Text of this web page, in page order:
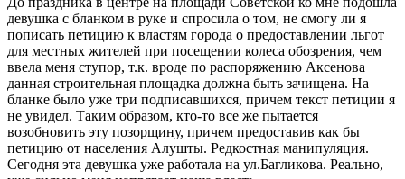
девушка с бланком в руке и спросила о том, не смогу ли я
пописать петицию к властям города о предоставлении льгот
для местных жителей при посещении колеса обозрения, чем
ввела меня ступор, т.к. вроде по распоряжению Аксенова
данная строительная площадка должна быть зачищена. На
бланке было уже три подписавшихся, причем текст петиции я
не увидел. Таким образом, кто-то все же пытается
возобновить эту позорщину, причем предоставив как бы
петицию от населения Алушты. Редкостная манипуляция.
Сегодня эта девушка уже работала на ул.Багликова. Реально,